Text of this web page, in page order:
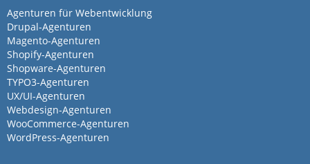
Agenturen für Webentwicklung
Drupal-Agenturen
Magento-Agenturen
Shopify-Agenturen
Shopware-Agenturen
TYPO3-Agenturen
UX/UI-Agenturen
Webdesign-Agenturen
WooCommerce-Agenturen
WordPress-Agenturen